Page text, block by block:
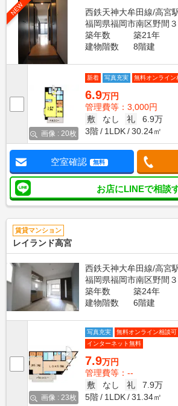
NEW
西鉄天神大牟田線/高宮
福岡県福岡市南区野間
築年数
築21年
建物階数
8階建
画像 : 20枚
新着 写真充実 無料オンライン
6.9万円
管理費等：3,000円
敷
なし 礼
6.9万
3階
1LDK 30.24㎡
空室確認 無料
お店にLINEで相談
賃貸マンション
レイランド高宮
西鉄天神大牟田線/高宮
福岡県福岡市南区野間
築年数
築24年
建物階数
6階建
画像 : 23枚
写真充実
無料オンライン相談可
インターネット無料
7.9万円
管理費等：--
敷
なし 礼
7.9万
5階
1LDK 31.34㎡